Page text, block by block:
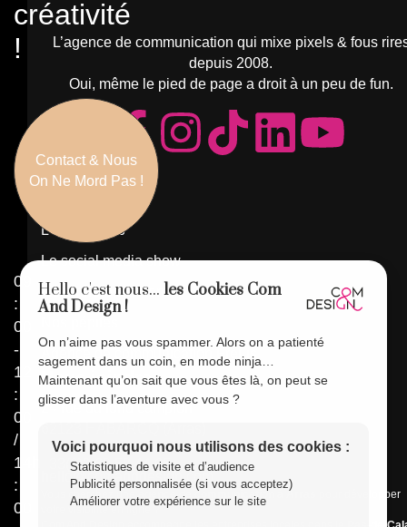
L’agence de communication qui mixe pixels & fous
depuis 2008.
Oui, même le pied de page a droit à un peu de fun.
Navigation
L'atelier Web
Le social media show
Côté référencement
Agence de communication Fréjus
Nous joindre
24 rue du fond campion
+33(0)9 62 58 44 65
hello@comanddesign.com
Vous cherchez uneagence de communication à Arras
pour développer
créativité
!
Contact & Nous
On Ne Mord Pas !
09
:
00
-
12
:
00
/
14h
:
00
Hello c'est nous...les Cookies Com
And Design !
On n’aime pas vous spammer. Alors on a patienté
sagement dans un coin, en mode ninja…
Maintenant qu’on sait que vous êtes là, on peut se
glisser dans l’aventure avec vous ?
Voici pourquoi nous utilisons des cookies :
Statistiques de visite et d’audience
Publicité personnalisée (si vous acceptez)
Améliorer votre expérience sur le site